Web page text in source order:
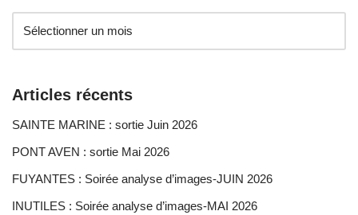
Articles récents
SAINTE MARINE : sortie Juin 2026
PONT AVEN : sortie Mai 2026
FUYANTES : Soirée analyse d’images-JUIN 2026
INUTILES : Soirée analyse d’images-MAI 2026